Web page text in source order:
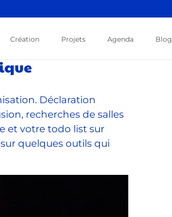
Création Projets Agenda Blog
Déclaration
recherches de salles
et votre todo list sur
quelques outils qui